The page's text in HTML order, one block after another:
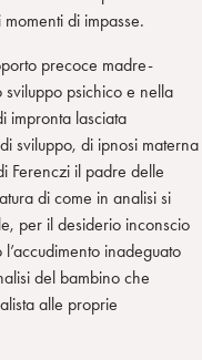
di impasse.
precoce madre-
psichico e nella
impronta lasciata
sviluppo, di ipnosi materna
Ferenczi il padre delle
di come in analisi si
per il desiderio inconscio
inadeguato
del bambino che
alle proprie